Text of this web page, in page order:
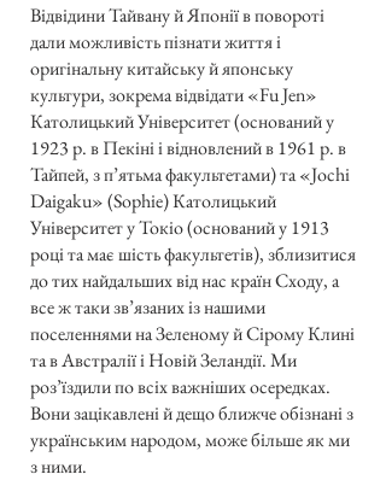
Відвідини Тайвану й Японії в повороті
дали можливість пізнати життя і
оригінальну китайську й японську
культури, зокрема відвідати «Fu Jen»
Католицький Університет (оснований у
1923 р. в Пекіні і відновлений в 1961 р. в
Тайпей, з п’ятьма факультетами) та «Jochi
Daigaku» (Sophie) Католицький
Університет у Токіо (оснований у 1913
році та має шість факультетів), зблизитися
до тих найдальших від нас країн Сходу, а
все ж таки зв’язаних із нашими
поселеннями на Зеленому й Сірому Клині
та в Австралії і Новій Зеландії. Ми
роз’їздили по всіх важніших осередках.
Вони зацікавлені й дещо ближче обізнані з
українським народом, може більше як ми
з ними.